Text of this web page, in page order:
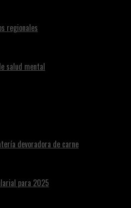
regionales
salud mental
devoradora de carne
para 2025